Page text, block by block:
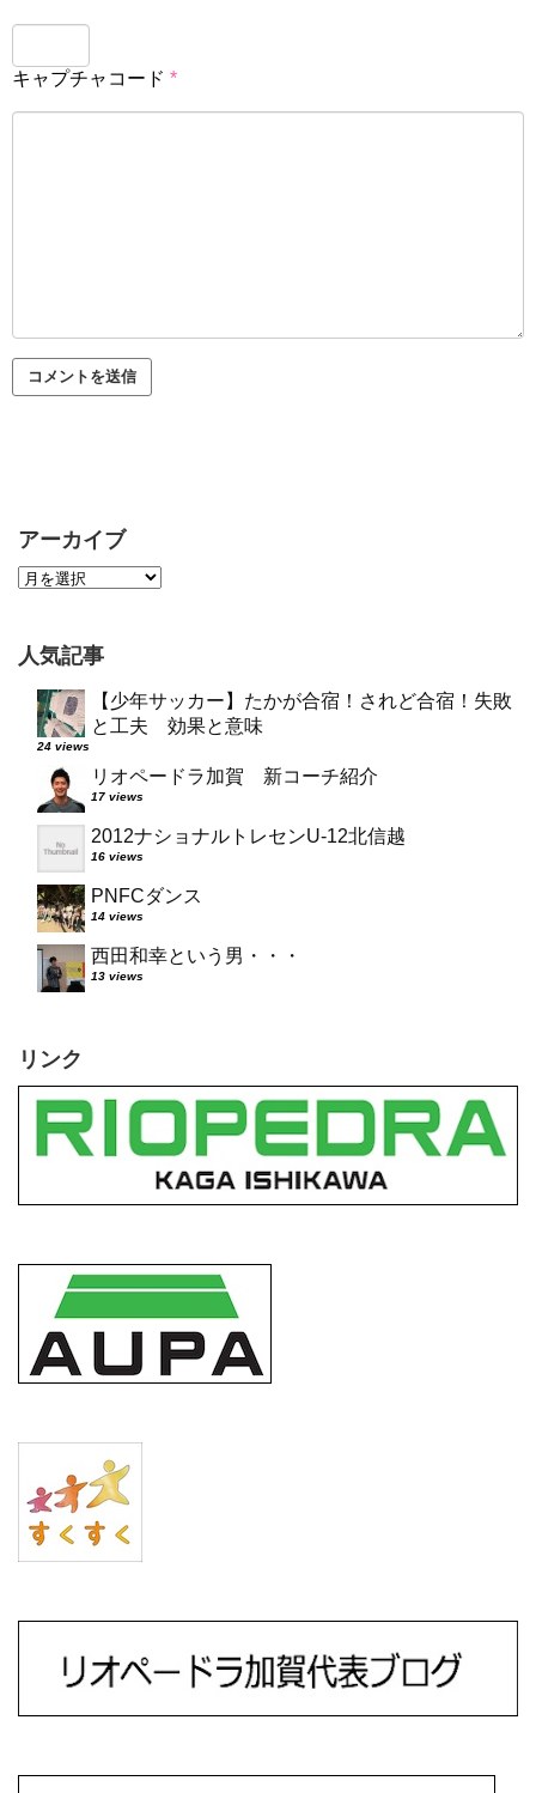
キャプチャコード *
アーカイブ
人気記事
【少年サッカー】たかが合宿！されど合宿！失敗
と工夫 効果と意味
24 views
リオペードラ加賀 新コーチ紹介
17 views
2012ナショナルトレセンU-12北信越
16 views
PNFCダンス
14 views
西田和幸という男・・・
13 views
リンク